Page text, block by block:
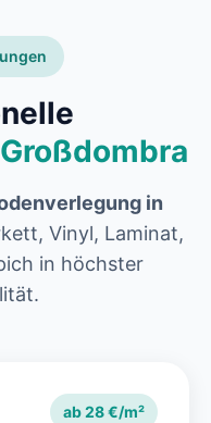
in
Vinyl, Laminat,
in höchster
ab 28 €/m²